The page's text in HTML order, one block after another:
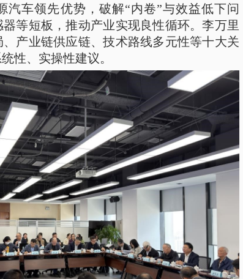
汽车领先优势，破解“内卷”与效益低下问
等短板，推动产业实现良性循环。李万里
产业链供应链、技术路线多元性等十大关
性、实操性建议。